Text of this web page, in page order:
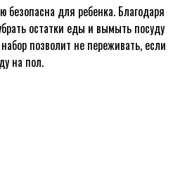
безопасна для ребенка. Благодаря
остатки еды и вымыть посуду
позволит не переживать, если
на пол.